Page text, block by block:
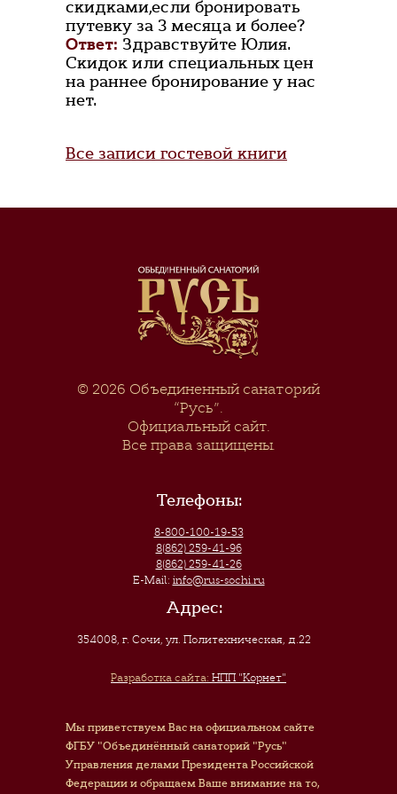
скидками,если бронировать
путевку за 3 месяца и более?
Ответ: Здравствуйте Юлия.
Скидок или специальных цен
на раннее бронирование у нас
нет.
Все записи гостевой книги
© 2026 Объединенный санаторий
“Русь”.
Официальный сайт.
Все права защищены.
Телефоны:
8-800-100-19-53
8(862) 259-41-96
8(862) 259-41-26
E-Mail: info@rus-sochi.ru
Адрес:
354008, г. Сочи,ул. Политехническая, д.22
Разработка сайта: НПП "Корнет"
Мы приветствуем Вас на официальном сайте
ФГБУ "Объединённый санаторий "Русь"
Управления делами Президента Российской
Федерации и обращаем Ваше внимание на то,